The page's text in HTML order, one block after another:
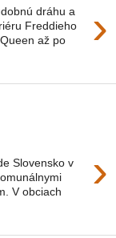
›
dráhu a
Freddieho
až po
›
Slovensko v
V obciach